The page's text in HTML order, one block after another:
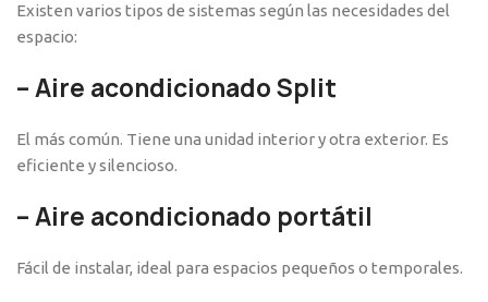
Existen varios tipos de sistemas según las necesidades del
espacio:
– Aire acondicionado Split
El más común. Tiene una unidad interior y otra exterior. Es
eficiente y silencioso.
– Aire acondicionado portátil
Fácil de instalar, ideal para espacios pequeños o temporales.